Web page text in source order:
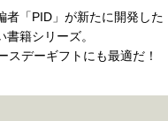
者「PID」が新たに開発した
籍シリーズ。
スデーギフトにも最適だ！